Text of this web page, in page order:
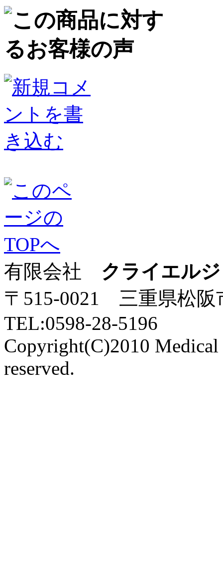
有限会社 クライエル
〒515-0021 三重県松阪
TEL:0598-28-5196
Copyright(C)2010
reserved.